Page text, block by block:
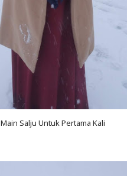
Main Salju Untuk Pertama Kali